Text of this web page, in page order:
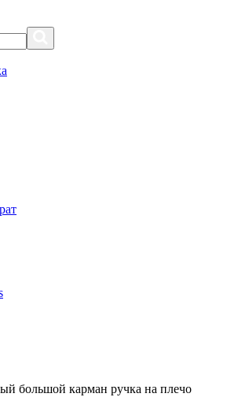
большой карман ручка на плечо